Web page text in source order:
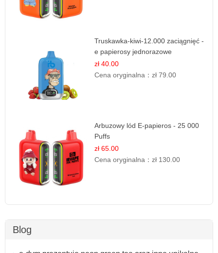
Truskawka-kiwi-12.000 zaciągnięć -
e papierosy jednorazowe
zł 40.00
Cena oryginalna：zł 79.00
Arbuzowy lód E-papieros - 25 000
Puffs
zł 65.00
Cena oryginalna：zł 130.00
Blog